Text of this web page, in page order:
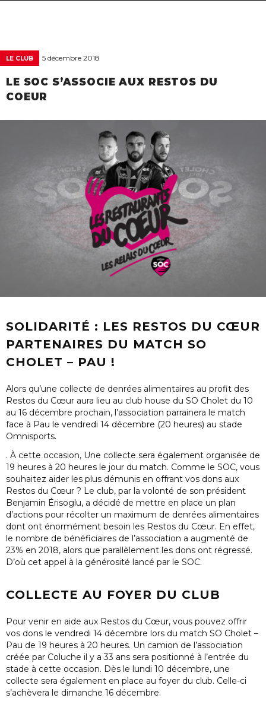
LE CLUB 5 décembre 2018
LE SOC S’ASSOCIE AUX RESTOS DU
COEUR
SOLIDARITÉ : LES RESTOS DU CŒUR
PARTENAIRES DU MATCH SO
CHOLET – PAU !
Alors qu’une collecte de denrées alimentaires au profit des
Restos du Cœur aura lieu au club house du SO Cholet du 10
au 16 décembre prochain, l’association parrainera le match
face à Pau le vendredi 14 décembre (20 heures) au stade
Omnisports.
. À cette occasion, Une collecte sera également organisée de
19 heures à 20 heures le jour du match. Comme le SOC, vous
souhaitez aider les plus démunis en offrant vos dons aux
Restos du Cœur ? Le club, par la volonté de son président
Benjamin Érisoglu, a décidé de mettre en place un plan
d’actions pour récolter un maximum de denrées alimentaires
dont ont énormément besoin les Restos du Cœur. En effet,
le nombre de bénéficiaires de l’association a augmenté de
23% en 2018, alors que parallèlement les dons ont régressé.
D’où cet appel à la générosité lancé par le SOC.
COLLECTE AU FOYER DU CLUB
Pour venir en aide aux Restos du Cœur, vous pouvez offrir
vos dons le vendredi 14 décembre lors du match SO Cholet –
Pau de 19 heures à 20 heures. Un camion de l’association
créée par Coluche il y a 33 ans sera positionné à l’entrée du
stade à cette occasion. Dès le lundi 10 décembre, une
collecte sera également en place au foyer du club. Celle-ci
s’achèvera le dimanche 16 décembre.